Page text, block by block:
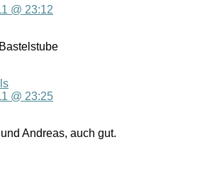
@ 23:12
@ 23:25
Andreas, auch gut.